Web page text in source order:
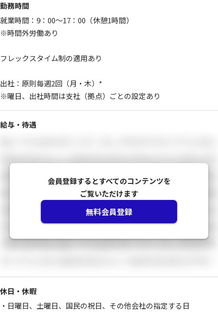
勤務時間
就業時間：9：00～17：00（休憩1時間）
※時間外労働あり
フレックスタイム制の適用あり
出社：原則毎週2回（月・木）*
※曜日、出社時間は支社（拠点）ごとの設定あり
給与・待遇
会員登録するとすべてのコンテンツを
ご覧いただけます
無料会員登録
休日・休暇
・日曜日、土曜日、国民の祝日、その他会社の指定する日